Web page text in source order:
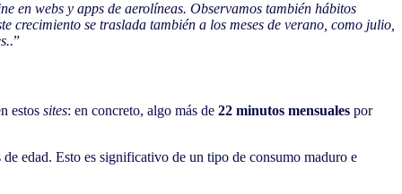
en webs y apps de aerolíneas. Observamos también hábitos
crecimiento se traslada también a los meses de verano, como julio,
”
estos sites: en concreto, algo más de 22 minutos mensuales por
edad. Esto es significativo de un tipo de consumo maduro e